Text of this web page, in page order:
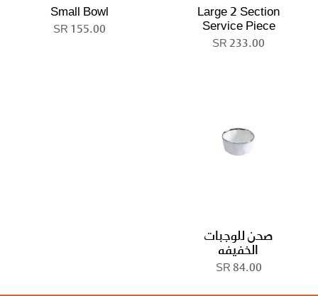
Large 2 Section
Service Piece
233.00 SR
Small Bowl
155.00 SR
صحن للوجبات
الخفيفه
84.00 SR